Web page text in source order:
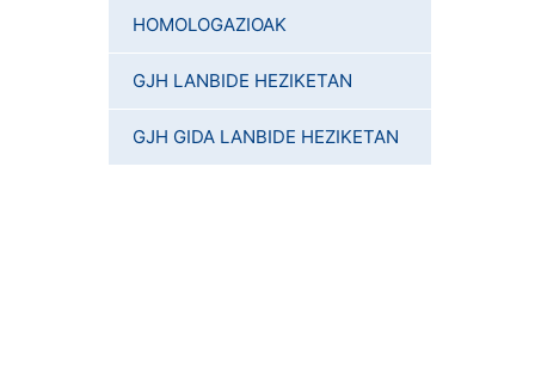
HOMOLOGAZIOAK
GJH LANBIDE HEZIKETAN
GJH GIDA LANBIDE HEZIKETAN